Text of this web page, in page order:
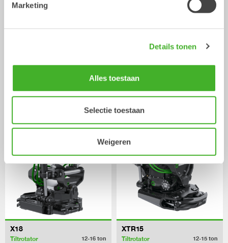
Marketing
Details tonen
Alles toestaan
Selectie toestaan
Weigeren
X14
Tiltrotator 10-14ton
XTR13
Tiltrotator 10-13ton
X18
Tiltrotator 12-16 ton
XTR15
Tiltrotator 12-15 ton